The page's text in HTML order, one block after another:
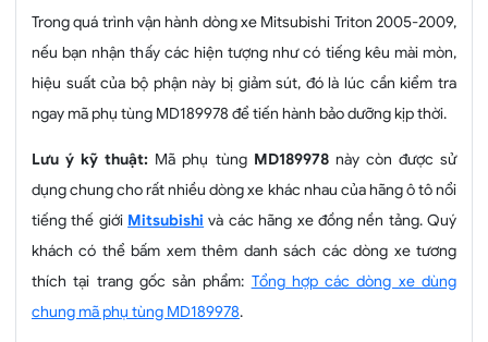
Trong quá trình vận hành dòng xe Mitsubishi Triton 2005-2009,
nếu bạn nhận thấy các hiện tượng như có tiếng kêu mài mòn,
hiệu suất của bộ phận này bị giảm sút, đó là lúc cần kiểm tra
ngay mã phụ tùng MD189978 để tiến hành bảo dưỡng kịp thời.
Lưu ý kỹ thuật: Mã phụ tùng MD189978này còn được sử
dụng chung cho rất nhiều dòng xe khác nhau của hãng ô tô nổi
tiếng thế giới Mitsubishi và các hãng xe đồng nền tảng. Quý
khách có thể bấm xem thêm danh sách các dòng xe tương
thích tại trang gốc sản phẩm: Tổng hợp các dòng xe dùng
chung mã phụ tùng MD189978.